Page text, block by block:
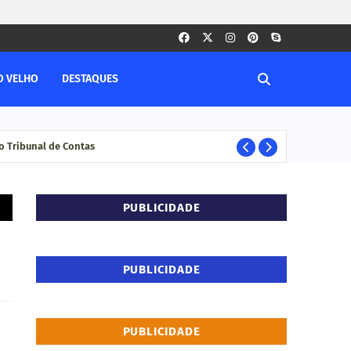
VELHO DESTAQUES
Tribunal de Contas
PUBLICIDADE
PUBLICIDADE
PUBLICIDADE